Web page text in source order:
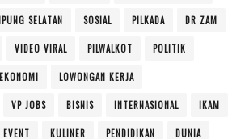
SELATAN SOSIAL PILKADA DR ZAM
VIDEO VIRAL PILWALKOT POLITIK
EKONOMI LOWONGAN KERJA
VP JOBS BISNIS INTERNASIONAL IKAM
EVENT KULINER PENDIDIKAN DUNIA